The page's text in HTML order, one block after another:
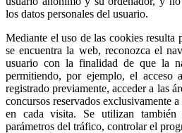
los datos personales del usuario.
Mediante el uso de las cookies resulta
se encuentra la web, reconozca el
usuario con la finalidad de que la
permitiendo, por ejemplo, el acceso
registrado previamente, acceder a las
concursos reservados exclusivamente
en cada visita. Se utilizan
parámetros del tráfico, controlar el